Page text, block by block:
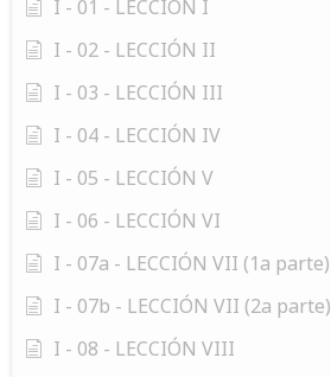
I - 01 - LECCIÓN I
I - 02 - LECCIÓN II
I - 03 - LECCIÓN III
I - 04 - LECCIÓN IV
I - 05 - LECCIÓN V
I - 06 - LECCIÓN VI
I - 07a - LECCIÓN VII (1a parte)
I - 07b - LECCIÓN VII (2a parte)
I - 08 - LECCIÓN VIII